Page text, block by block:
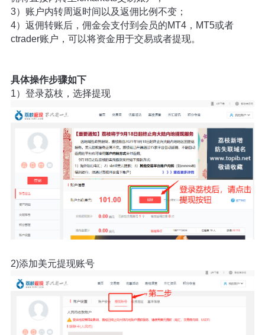
3）账户内转周返时间以及返佣比例不变；
4）返佣转账后，佣金会支付到会员的MT4，MT5或者
ctrader账户，可以将资金用于交易或者提现。
具体操作步骤如下
1）登录荔枝，选择提现
2)添加美元提现账号